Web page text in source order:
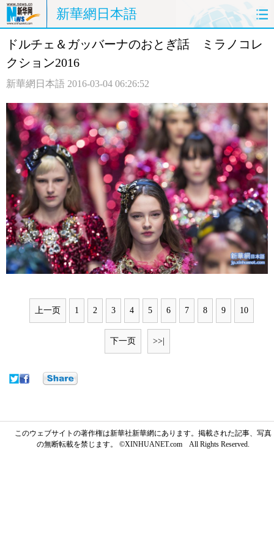
新華網日本語
ホームページ 政治 経済
観光 評論 写真
中日対訳
ドルチェ＆ガッバーナのおとぎ話 ミラノコレ
クション2016
新華網日本語 2016-03-04 06:26:52
上一页 1 2 3 4 5 6 7 8 9 10
下一页 >>|
このウェブサイトの著作権は新華社新華網にあります。掲載された記事、写真
の無断転載を禁じます。 ©XINHUANET.com All Rights Reserved.